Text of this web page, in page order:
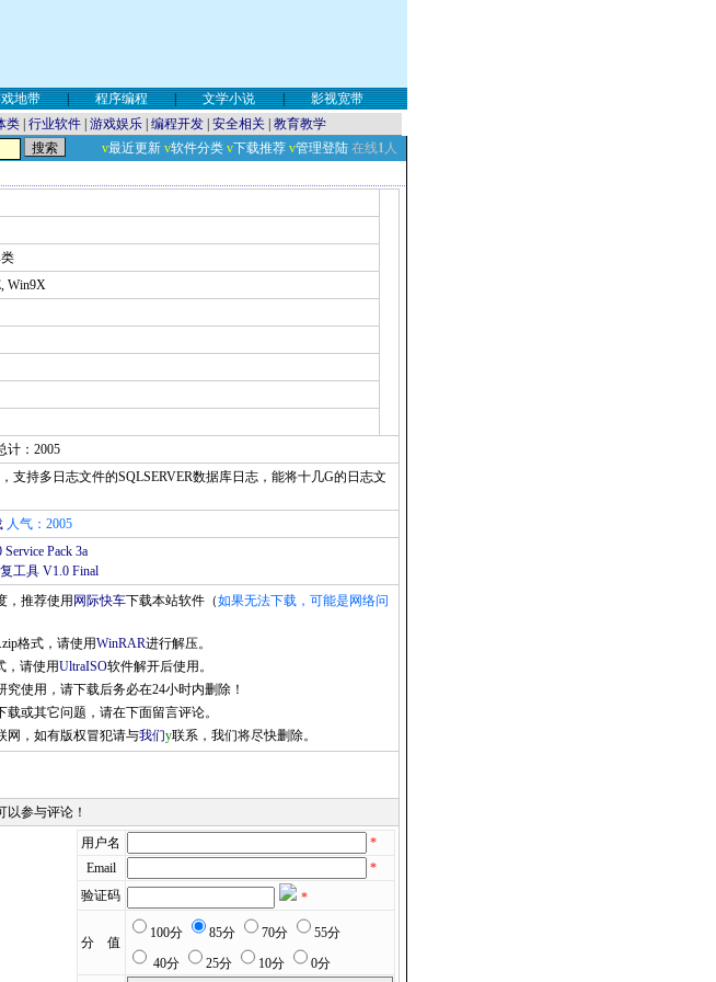
地带 | 程序编程 | 文学小说 |
影视宽带
类 行业软件 游戏娱乐 编程开发 安全相关 教育教学
v最近更新 v软件分类 v下载推荐 v管理登陆 在线1人
Win9X
计：2005
支持多日志文件的SQLSERVER数据库日志，能将十几G的日志文
人气：2005
Pack 3a
工具 V1.0 Final
，推荐使用 网际快车下载本站软件（如果无法下载，可能是网络问
格式，请使用WinRAR进行解压。
，请使用UltraISO软件解开后使用。
使用，请下载后务必在24小时内删除！
或其它问题，请在下面留言评论。
网，如有版权冒犯请与我们y联系，我们将尽快删除。
以参与评论！
用户名
*
Email
*
验证码
*
分 值
100分 85分 70分
55分
40分
25分 10分 0分